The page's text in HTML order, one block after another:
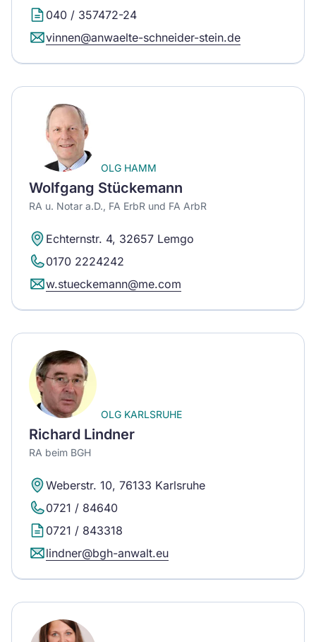
040 / 357472-24
vinnen@anwaelte-schneider-stein.de
OLG HAMM
Wolfgang Stückemann
RA u. Notar a.D., FA ErbR und FA ArbR
Echternstr. 4, 32657 Lemgo
0170 2224242
w.stueckemann@me.com
OLG KARLSRUHE
Richard Lindner
RA beim BGH
Weberstr. 10, 76133 Karlsruhe
0721 / 84640
0721 / 843318
lindner@bgh-anwalt.eu